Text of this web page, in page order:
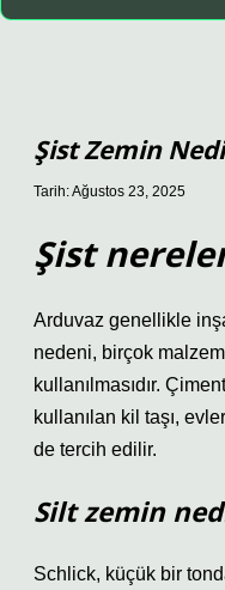
Şist Zemin
Tarih: Ağustos 23, 2025
Şist
Arduvaz genellikle
nedeni, birçok
kullanılmasıdır.
kullanılan kil taşı,
de tercih edilir.
Silt zemin
Schlick, küçük bir